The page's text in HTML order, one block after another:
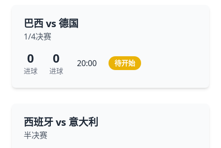
巴西 vs 德国
1/4决赛
0
进球
0
进球
20:00 待开始
西班牙 vs 意大利
半决赛